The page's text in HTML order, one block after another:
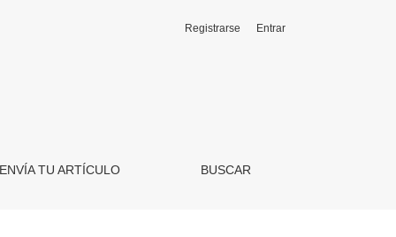
ENVÍA TU ARTÍCULO BUSCAR
Registrarse Entrar